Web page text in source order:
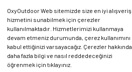
OxyOutdoor Web sitemizde size en iyi alışveriş
hizmetini sunabilmek için çerezler
kullanılmaktadır. Hizmetlerimizi kullanmaya
devam etmeniz durumunda, çerez kullanımını
kabul ettiğinizi varsayacağız. Çerezler hakkında
daha fazla bilgi ve nasıl reddedeceğinizi
öğrenmek için tıklayınız.
Alışveriş